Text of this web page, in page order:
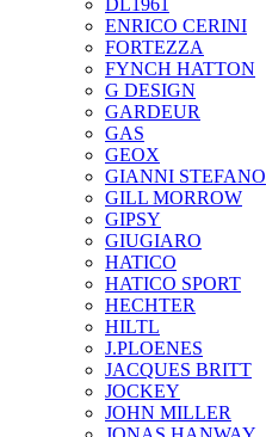
DL1961
ENRICO CERINI
FORTEZZA
FYNCH HATTON
G DESIGN
GARDEUR
GAS
GEOX
GIANNI STEFANO
GILL MORROW
GIPSY
GIUGIARO
HATICO
HATICO SPORT
HECHTER
HILTL
J.PLOENES
JAСQUES BRITT
JOCKEY
JOHN MILLER